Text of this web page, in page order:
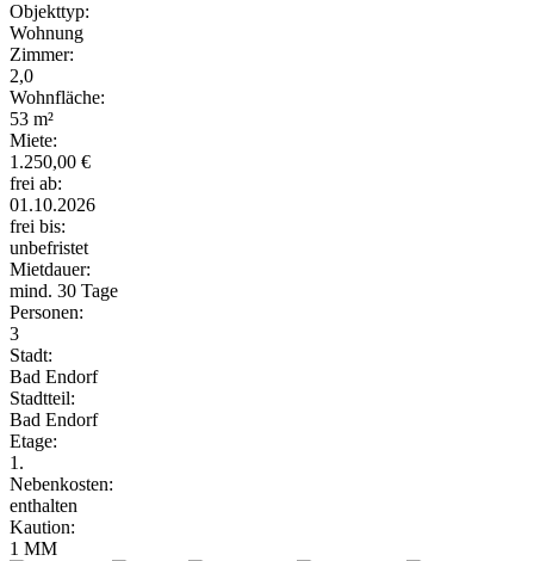
Objekttyp:
Wohnung
Zimmer:
2,0
Wohnfläche:
53 m²
Miete:
1.250,00 €
frei ab:
01.10.2026
frei bis:
unbefristet
Mietdauer:
mind. 30 Tage
Personen:
3
Stadt:
Bad Endorf
Stadtteil:
Bad Endorf
Etage:
1.
Nebenkosten:
enthalten
Kaution:
1 MM